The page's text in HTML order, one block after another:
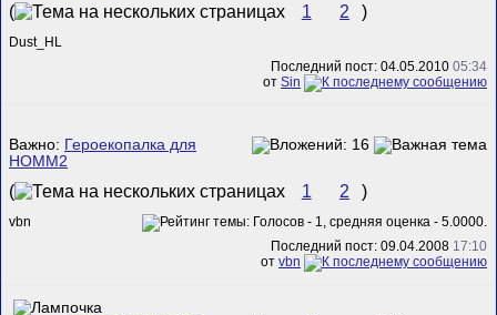
( 1 2 )
Dust_HL
Последний пост: 04.05.2010 05:34
от Sin
Важно: Героекопалка для
HOMM2
( 1 2 )
vbn
Последний пост: 09.04.2008 17:10
от vbn